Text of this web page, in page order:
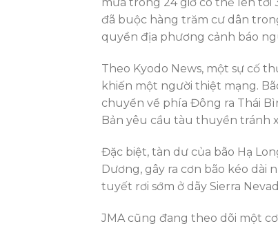
đã buộc hàng trăm cư dân
quyền địa phương cảnh báo
Theo Kyodo News, một sự cố
khiến một người thiệt mạng.
chuyển về phía Đông ra Thái
Bản yêu cầu tàu thuyền tránh
Đặc biệt, tàn dư của bão Hạ
Dương, gây ra cơn bão kéo dài
tuyết rơi sớm ở dãy Sierra
JMA cũng đang theo dõi một